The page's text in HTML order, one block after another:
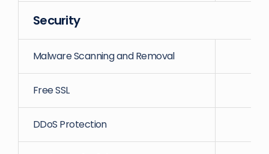
Security
Malware Scanning and Removal
Free SSL
DDoS Protection